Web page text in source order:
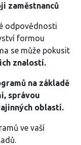
zaměstnanců
odpovědnosti
formou
se může pokusit
znalostí.
na základě
správou
oblastí.
ve vaší